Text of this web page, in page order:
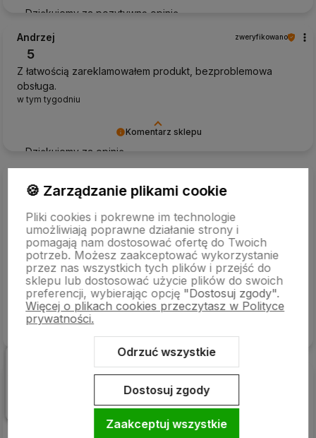
Dziękujemy za pozytywną opinię
Komentarz sklepu
Dziękujemy za opinię
Andrzej zweryfikowano
5
Z łatwością zareklamowałem produkt, bezproblemowa
obsługa.
w tym tygodniu
Dziękujemy za pozytywną opinię
5
Pierwszorzędna dostawa, punktualna, a przede wszystkim
zgodna z informacjami na stronie. Wszystko jest zgodne z
opisem, w oryginalnych opakowaniach. Szczerze polecam.
Wow, dawno nie spotkałam się z tak specjalistyczną
obsługą.
w tym tygodniu
zweryfikowano
Wszystko dotarło w solidnym opakowaniu. Bardzo szybka
wysyłka. Sprawne i wygodne zakupy. To była świetna
🍪 Zarządzanie plikami cookie
Pliki cookies i pokrewne im technologie
umożliwiają poprawne działanie strony i
pomagają nam dostosować ofertę do Twoich
potrzeb. Możesz zaakceptować wykorzystanie
przez nas wszystkich tych plików i przejść do
sklepu lub dostosować użycie plików do swoich
preferencji, wybierając opcję "Dostosuj zgody".
Więcej o plikach cookies przeczytasz w Polityce
prywatności.
Odrzuć wszystkie
Dostosuj zgody
Zaakceptuj wszystkie